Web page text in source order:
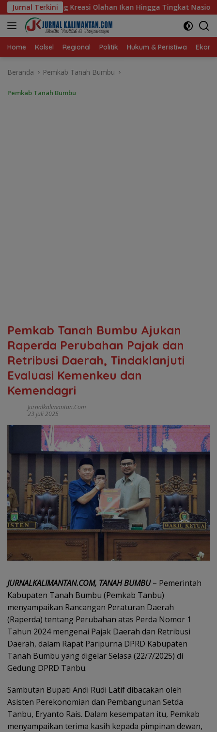
Langsung
ke
konten
Jurnal Terkini
Ikan Hingga Tingkat Nasional Pada Lomba Masak Serba Ikan
Home Kalsel Regional Politik Hukum & Peristiwa
Beranda Pemkab Tanah Bumbu
Pemkab Tanah Bumbu
Pemkab Tanah Bumbu Ajukan
Raperda Perubahan Pajak dan
Retribusi Daerah, Tindaklanjuti
Evaluasi Kemenkeu dan
Kemendagri
Jurnalkalimantan.com
23 Juli 2025
JURNALKALIMANTAN.COM, TANAH BUMBU– Pemerintah
Kabupaten Tanah Bumbu (Pemkab Tanbu)
menyampaikan Rancangan Peraturan Daerah
(Raperda) tentang Perubahan atas Perda Nomor 1
Tahun 2024 mengenai Pajak Daerah dan Retribusi
Daerah, dalam Rapat Paripurna DPRD Kabupaten
Tanah Bumbu yang digelar Selasa (22/7/2025) di
Gedung DPRD Tanbu.
Sambutan Bupati Andi Rudi Latif dibacakan oleh
Asisten Perekonomian dan Pembangunan Setda
Tanbu, Eryanto Rais. Dalam kesempatan itu, Pemkab
menyampaikan terima kasih kepada pimpinan dewan,